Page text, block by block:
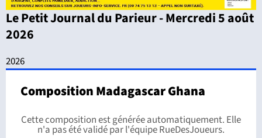
Le Petit Journal du Parieur - Mercredi 5 août
2026
2026
Composition Madagascar Ghana
Cette composition est générée automatiquement. Elle
n'a pas été validé par l'équipe RueDesJoueurs.